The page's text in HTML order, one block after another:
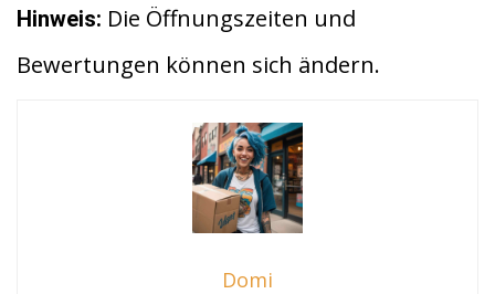
Hinweis: Die Öffnungszeiten und
Bewertungen können sich ändern.
Domi